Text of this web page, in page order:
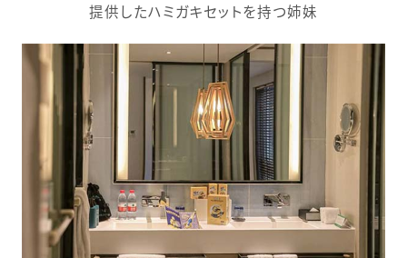
提供したハミガキセットを持つ姉妹